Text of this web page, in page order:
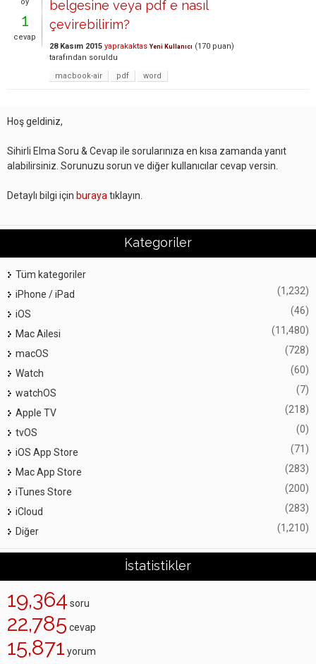
1
cevap
belgesine veya pdf e nasıl
çevirebilirim?
28 Kasım 2015 yaprakaktas Yeni Kullanıcı (170 puan)
tarafından soruldu
macbook-air
pdf word
Hoş geldiniz,
Sihirli Elma Soru & Cevap ile sorularınıza en kısa zamanda yanıt
alabilirsiniz. Sorunuzu sorun ve diğer kullanıcılar cevap versin.
Detaylı bilgi için buraya tıklayın.
Kategoriler
Tüm kategoriler
iPhone / iPad
(1,232)
iOS (46)
Mac Ailesi (11,480)
macOS (728)
Watch (60)
watchOS (7)
Apple TV (218)
tvOS (0)
iOS App Store (71)
Mac App Store (283)
iTunes Store (200)
iCloud (283)
Diğer (1,210)
İstatistikler
19,364 soru
22,785 cevap
15,871 yorum